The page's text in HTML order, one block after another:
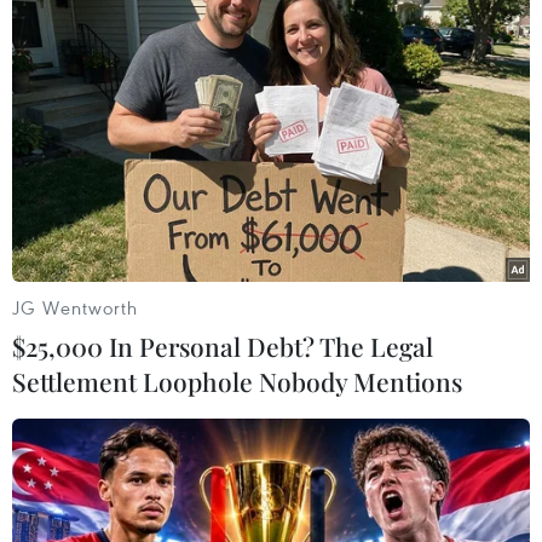
#Plus
Mỹ
Theo dõi VietnamPlus
TIN LIÊN QUAN
JG Wentworth
$25,000 In Personal Debt? The Legal
Settlement Loophole Nobody Mentions